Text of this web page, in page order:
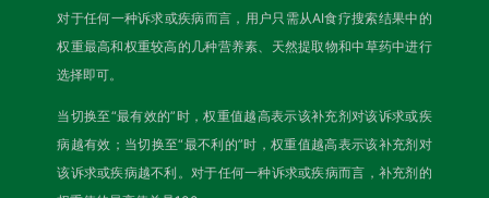
对于任何一种诉求或疾病而言，用户只需从AI食疗搜索结果中的
权重最高和权重较高的几种营养素、天然提取物和中草药中进行
选择即可。
当切换至“最有效的”时，权重值越高表示该补充剂对该诉求或疾
病越有效；当切换至“最不利的”时，权重值越高表示该补充剂对
该诉求或疾病越不利。对于任何一种诉求或疾病而言，补充剂的